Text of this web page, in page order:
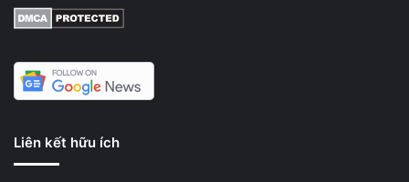
Liên kết hữu ích